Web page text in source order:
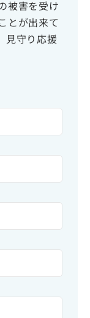
被害を受け
とが出来て
見守り応援